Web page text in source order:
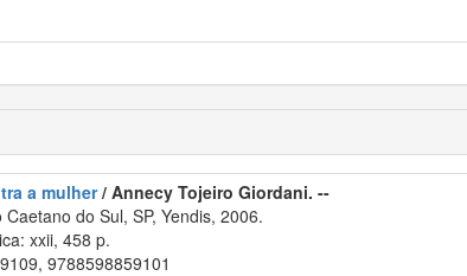
a mulher/ Annecy Tojeiro Giordani. --
do Sul, SP, Yendis, 2006.
xxii, 458 p.
9788598859101